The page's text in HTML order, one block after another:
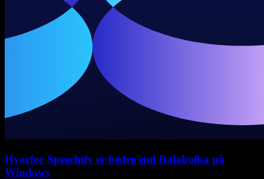
Hvorfor Speechify er bedre end Balabolka på
Windows